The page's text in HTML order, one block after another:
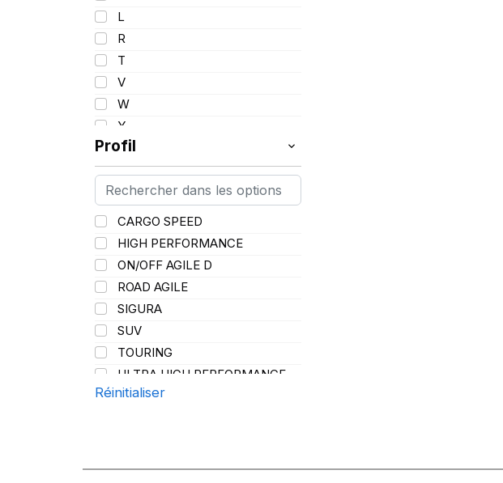
L
R
T
V
W
Y
Profil
CARGO SPEED
HIGH PERFORMANCE
ON/OFF AGILE D
ROAD AGILE
SIGURA
SUV
TOURING
ULTRA HIGH PERFORMANCE
Réinitialiser